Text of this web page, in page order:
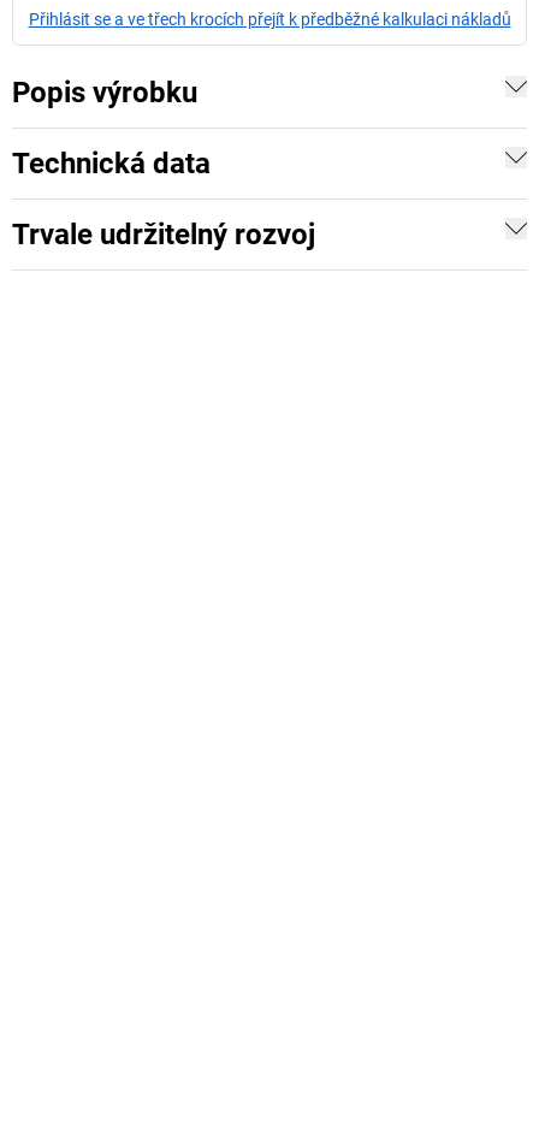
Přihlásit se a ve třech krocích přejít k předběžné kalkulaci nákladů
Popis výrobku
Technická data
Trvale udržitelný rozvoj